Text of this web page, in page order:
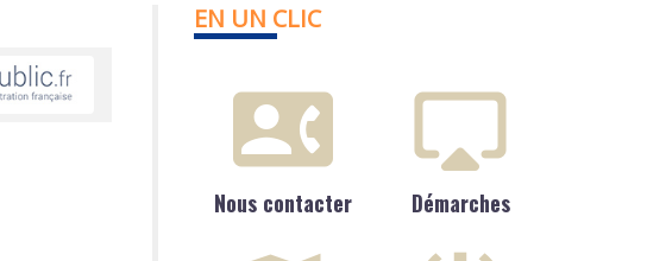
EN UN CLIC
Nous contacter Démarches